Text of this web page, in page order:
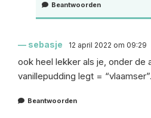
Beantwoorden
sebasje 12 april 2022 om 09:29
ook heel lekker als je, onder de
vanillepudding legt = “vlaamser”.
Beantwoorden